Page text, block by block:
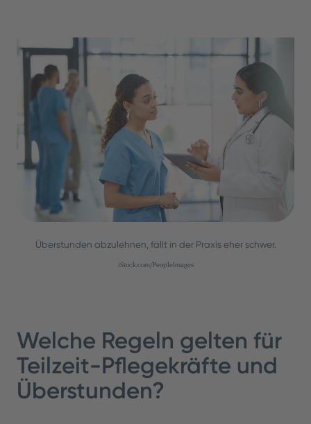
Überstunden abzulehnen, fällt in der Praxis eher schwer.
iStock.com/PeopleImages
Welche Regeln gelten für
Teilzeit-Pflegekräfte und
Überstunden?